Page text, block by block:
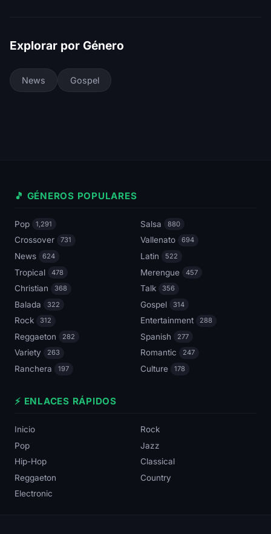
Explorar por Género
News Gospel
🎵 GÉNEROS POPULARES
Pop 1,291 Salsa 880
Crossover 731 Vallenato 694
News 624 Latin 522
Tropical 478 Merengue 457
Christian 368 Talk 356
Balada 322 Gospel 314
Rock 312 Entertainment 288
Reggaeton 282 Spanish 277
Variety 263 Romantic 247
Ranchera 197 Culture 178
⚡ ENLACES RÁPIDOS
Inicio
Rock
Pop
Jazz
Hip-Hop
Classical
Reggaeton
Country
Electronic